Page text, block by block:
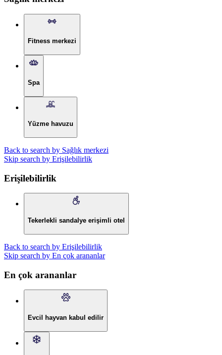
Fitness merkezi
Spa
Yüzme havuzu
Back to search by Sağlık merkezi
Skip search by Erişilebilirlik
Erişilebilirlik
Tekerlekli sandalye erişimli otel
Back to search by Erişilebilirlik
Skip search by En çok arananlar
En çok arananlar
Evcil hayvan kabul edilir